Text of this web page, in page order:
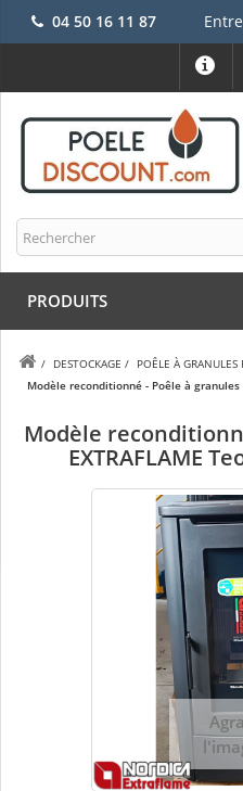
04 50 16 11 87
PRODUITS
/ DESTOCKAGE / POÊLE À
Modèle reconditionné - Poêle à granules
Modèle
EXTRAFLAME